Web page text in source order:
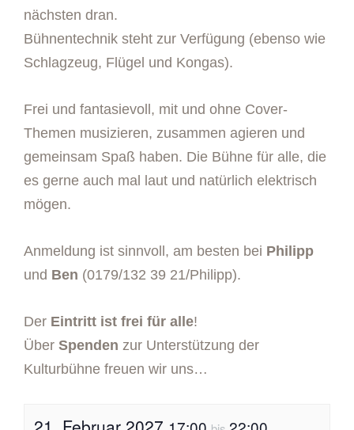
nächsten dran.
Bühnentechnik steht zur Verfügung (ebenso wie
Schlagzeug, Flügel und Kongas).
Frei und fantasievoll, mit und ohne Cover-
Themen musizieren, zusammen agieren und
gemeinsam Spaß haben. Die Bühne für alle, die
es gerne auch mal laut und natürlich elektrisch
mögen.
Anmeldung ist sinnvoll, am besten bei Philipp
und Ben (0179/132 39 21/Philipp).
Der Eintritt ist frei für alle!
Über Spenden zur Unterstützung der
Kulturbühne freuen wir uns…